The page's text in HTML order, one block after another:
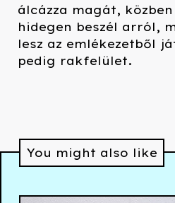
álcázza magát,
hidegen beszél arról,
lesz az emlékezetből
pedig rakfelület.
You might also like